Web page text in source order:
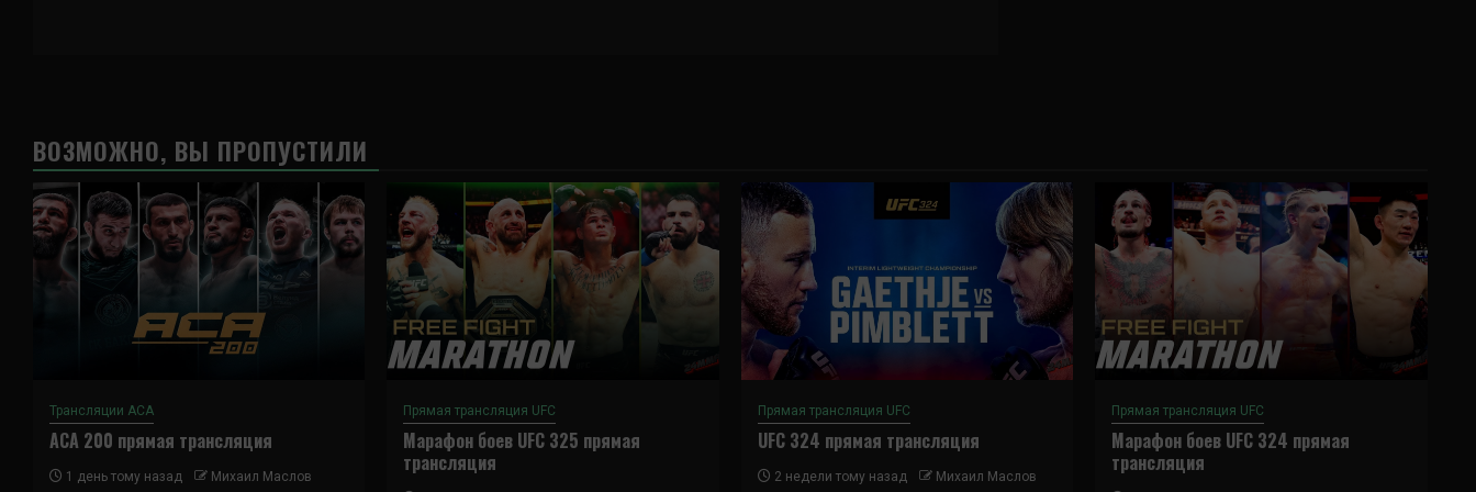
ВОЗМОЖНО, ВЫ ПРОПУСТИЛИ
Трансляции ACA
ACA 200 прямая трансляция
1 день тому назад Михаил Маслов
Прямая трансляция UFC
Марафон боев UFC 325 прямая
трансляция
Прямая трансляция UFC
UFC 324 прямая трансляция
2 недели тому назад Михаил Маслов
Прямая трансляция UFC
Марафон боев UFC 324 прямая
трансляция